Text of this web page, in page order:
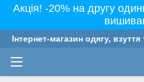
Акція! -20% на другу
Інтернет-магазин одягу, взуття